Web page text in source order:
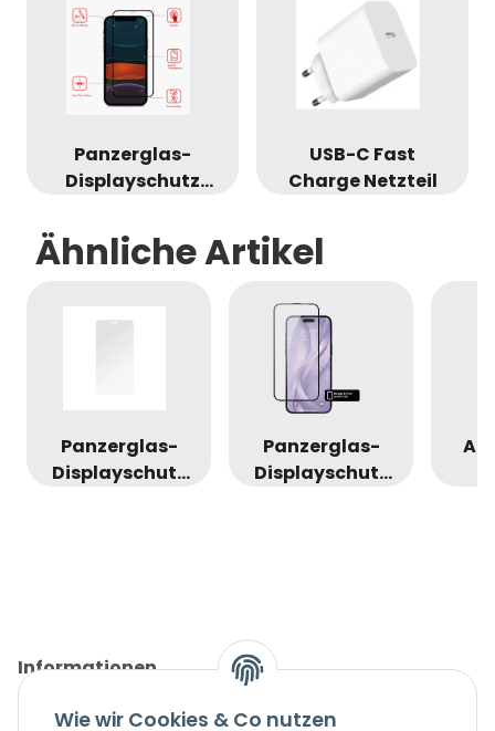
Panzerglas-
Displayschutz
Max)
USB-C Fast
Charge Netzteil
Ähnliche Artikel
Panzerglas-
Displayschutz
Panzerglas-
Displayschutz
Informationen
Wie wir Cookies & Co nutzen